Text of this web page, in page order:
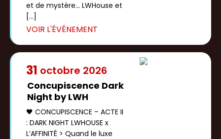
et de mystère… LWHouse et
[…]
31 octobre 2026
Concupiscence Dark
Night by LWH
🖤 CONCUPISCENCE – ACTE II
: DARK NIGHT LWHOUSE x
L’AFFINITÉ > Quand le luxe